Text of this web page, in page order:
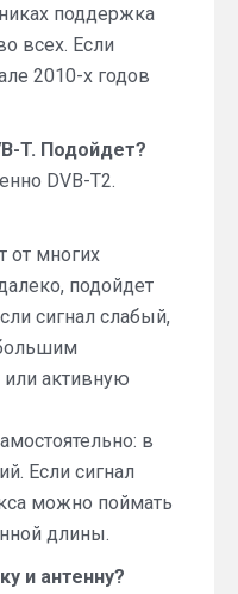
поддержка
всех. Если
2010-х годов
T. Подойдет?
DVB-T2.
от многих
подойдет
сигнал слабый,
активную
в
Если сигнал
можно поймать
длины.
и антенну?